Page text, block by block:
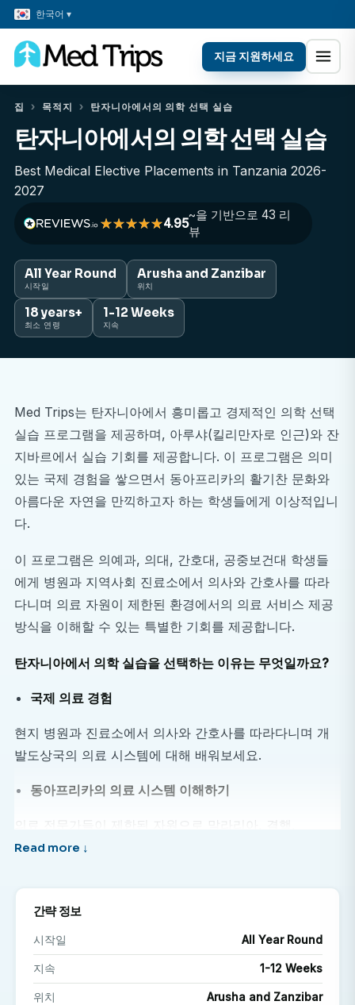
한국어 ▾
지금 지원하세요
집 › 목적지 › 탄자니아에서의 의학 선택 실습
탄자니아에서의 의학 선택 실습
Best Medical Elective Placements in Tanzania 2026-
2027
4.95
~을 기반으로 43 리
뷰
All Year Round
시작일
Arusha and Zanzibar
위치
18 years+
최소 연령
1-12 Weeks
지속
Med Trips는 탄자니아에서 흥미롭고 경제적인 의학 선택
실습 프로그램을 제공하며, 아루샤(킬리만자로 인근)와 잔
지바르에서 실습 기회를 제공합니다. 이 프로그램은 의미
있는 국제 경험을 쌓으면서 동아프리카의 활기찬 문화와
아름다운 자연을 만끽하고자 하는 학생들에게 이상적입니
다.
이 프로그램은 의예과, 의대, 간호대, 공중보건대 학생들
에게 병원과 지역사회 진료소에서 의사와 간호사를 따라
다니며 의료 자원이 제한된 환경에서의 의료 서비스 제공
방식을 이해할 수 있는 특별한 기회를 제공합니다.
탄자니아에서 의학 실습을 선택하는 이유는 무엇일까요?
국제 의료 경험
현지 병원과 진료소에서 의사와 간호사를 따라다니며 개
발도상국의 의료 시스템에 대해 배워보세요.
동아프리카의 의료 시스템 이해하기
의료 전문가들이 제한된 자원으로 말라리아, 결핵,
HIV/AIDS와 같은 질병을 어떻게 치료하는지 직접 확인해
전문 네트워킹
전 세계의 의료진, 해외 인턴, 그리고 동료 학생들과 소통
하세요.
문화 몰입
간략 정보
시작일 All Year Round
지속 1-12 Weeks
위치 Arusha and Zanzibar